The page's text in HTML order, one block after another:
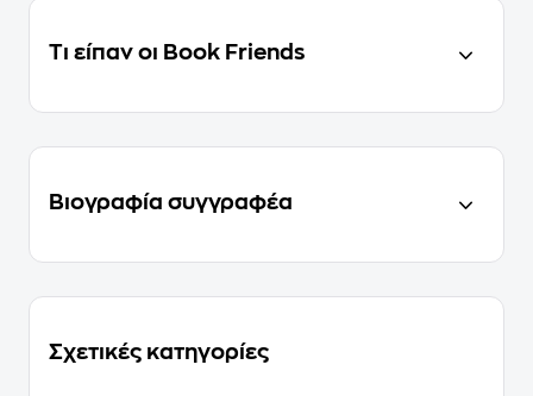
Τι είπαν οι Book Friends
Βιογραφία συγγραφέα
Σχετικές κατηγορίες